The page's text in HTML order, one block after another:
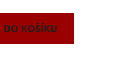
DO KOŠÍKU